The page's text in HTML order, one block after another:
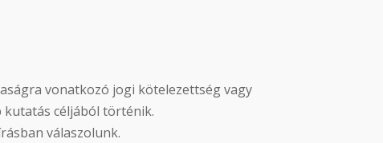
vonatkozó jogi kötelezettség vagy
kutatás céljából történik.
válaszolunk.